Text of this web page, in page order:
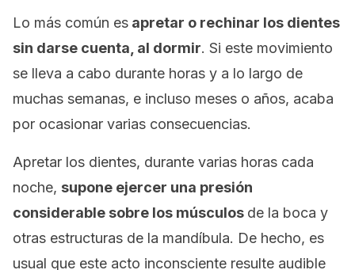
Lo más común es apretar o rechinar los dientes
sin darse cuenta, al dormir. Si este movimiento
se lleva a cabo durante horas y a lo largo de
muchas semanas, e incluso meses o años, acaba
por ocasionar varias consecuencias.
Apretar los dientes, durante varias horas cada
noche, supone ejercer una presión
considerable sobre los músculos de la boca y
otras estructuras de la mandíbula. De hecho, es
usual que este acto inconsciente resulte audible